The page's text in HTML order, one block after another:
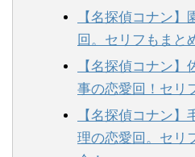
【名探偵コナン
回。セリフもまと
【名探偵コナン】
事の恋愛回！セリ
【名探偵コナン
理の恋愛回。セリ